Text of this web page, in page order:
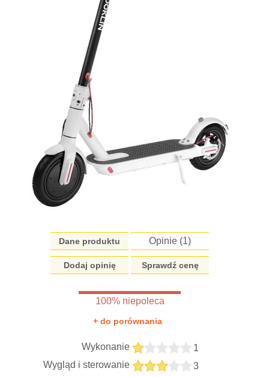
Dane produktu Opinie (1)
Dodaj opinię Sprawdź cenę
100% niepoleca
+ do porównania
Wykonanie
1
Wygląd i sterowanie
3